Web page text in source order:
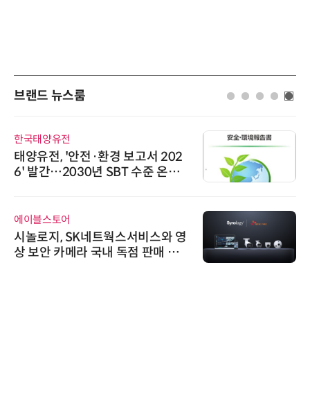
브랜드 뉴스룸
한국태양유전
태양유전, '안전·환경 보고서 202
6' 발간…2030년 SBT 수준 온실
에이블스토어
시놀로지, SK네트웍스서비스와 영
상 보안 카메라 국내 독점 판매 파